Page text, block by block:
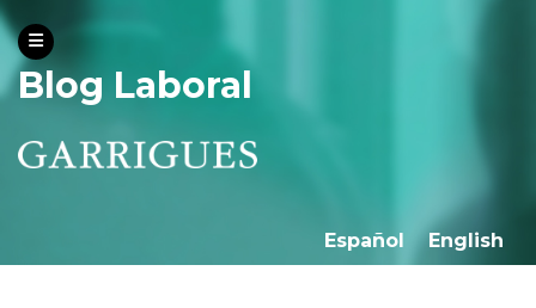
Blog Laboral
Español English